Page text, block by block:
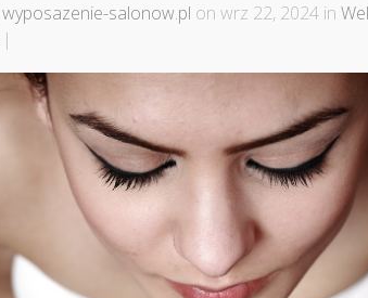
wyposazenie-salonow.pl on wrz 22, 2024 in
|